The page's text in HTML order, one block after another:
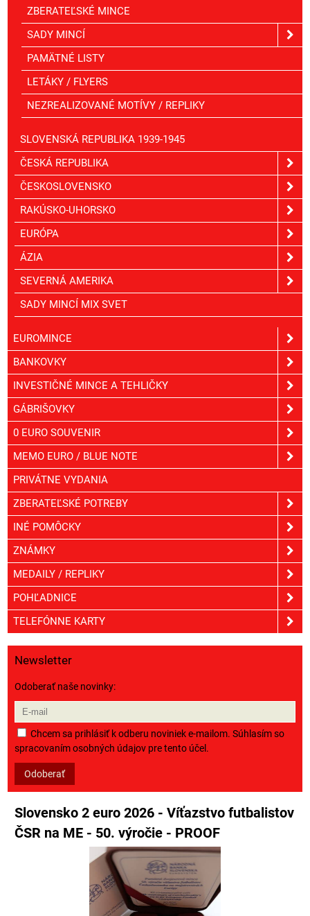
ZBERATEĽSKÉ MINCE
SADY MINCÍ
PAMÄTNÉ LISTY
LETÁKY / FLYERS
NEZREALIZOVANÉ MOTÍVY / REPLIKY
SLOVENSKÁ REPUBLIKA 1939-1945
ČESKÁ REPUBLIKA
ČESKOSLOVENSKO
RAKÚSKO-UHORSKO
EURÓPA
ÁZIA
SEVERNÁ AMERIKA
SADY MINCÍ MIX SVET
EUROMINCE
BANKOVKY
INVESTIČNÉ MINCE A TEHLIČKY
GÁBRIŠOVKY
0 EURO SOUVENIR
MEMO EURO / BLUE NOTE
PRIVÁTNE VYDANIA
ZBERATEĽSKÉ POTREBY
INÉ POMÔCKY
ZNÁMKY
MEDAILY / REPLIKY
POHĽADNICE
TELEFÓNNE KARTY
Newsletter
Odoberať naše novinky:
Chcem sa prihlásiť k odberu noviniek e-mailom. Súhlasím so
spracovaním osobných údajov pre tento účel.
Odoberať
Slovensko 2 euro 2026 - Víťazstvo futbalistov
ČSR na ME - 50. výročie - PROOF